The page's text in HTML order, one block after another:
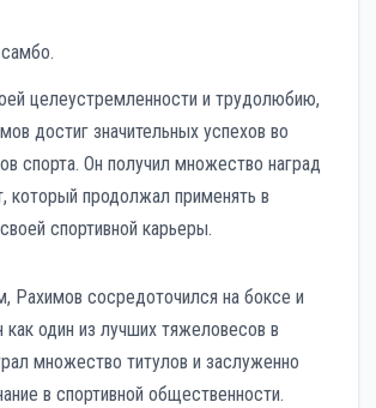
целеустремленности и трудолюбию,
достиг значительных успехов во
спорта. Он получил множество наград
который продолжал применять в
спортивной карьеры.
Рахимов сосредоточился на боксе и
как один из лучших тяжеловесов в
множество титулов и заслуженно
в спортивной общественности.